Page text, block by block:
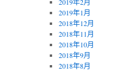
2019年1月
2018年12月
2018年11月
2018年10月
2018年9月
2018年8月